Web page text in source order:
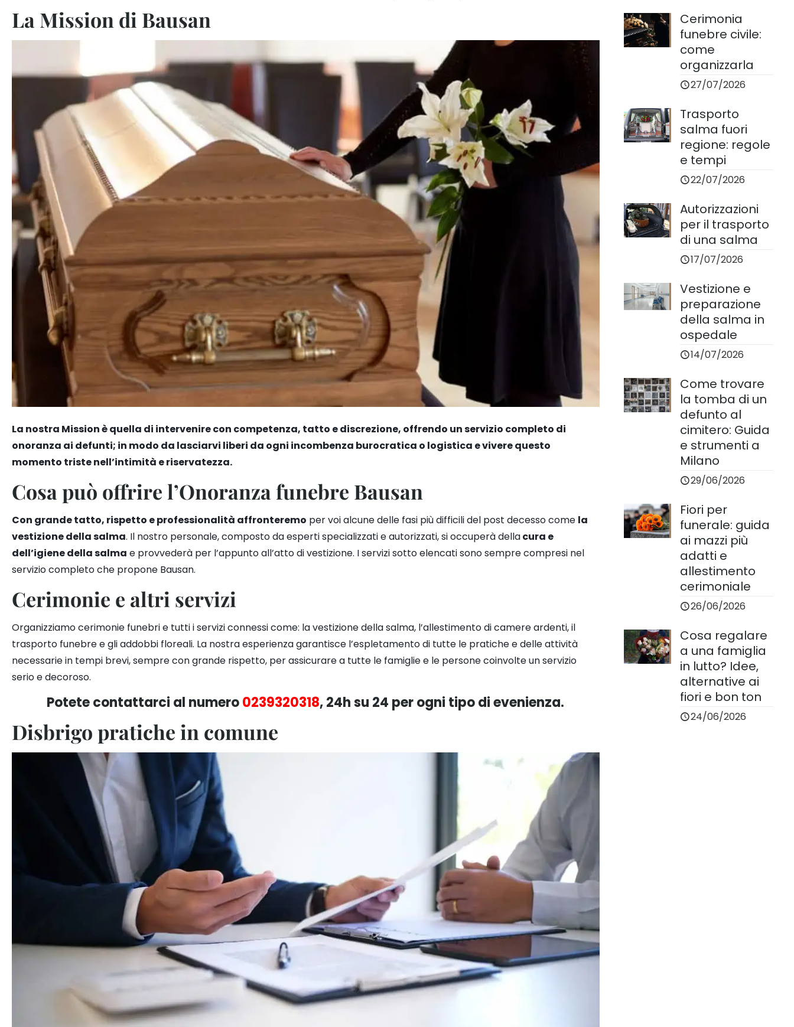
La Mission di Bausan
La nostra Mission è quella di intervenire con competenza, tatto e discrezione, offrendo un servizio completo di
onoranza ai defunti; in modo da lasciarvi liberi da ogni incombenza burocratica o logistica e vivere questo
momento triste nell’intimità e riservatezza.
Cosa può offrire l’Onoranza funebre Bausan
Con grande tatto, rispetto e professionalità affronteremo per voi alcune delle fasi più difficili del post decesso come la
vestizione della salma. Il nostro personale, composto da esperti specializzati e autorizzati, si occuperà dellacura e
dell’igiene della salma e provvederà per l’appunto all’atto di vestizione. I servizi sotto elencati sono sempre compresi nel
servizio completo che propone Bausan.
Cerimonie e altri servizi
Organizziamo cerimonie funebri e tutti i servizi connessi come: la vestizione della salma, l’allestimento di camere ardenti, il
trasporto funebre e gli addobbi floreali. La nostra esperienza garantisce l’espletamento di tutte le pratiche e delle attività
necessarie in tempi brevi, sempre con grande rispetto, per assicurare a tutte le famiglie e le persone coinvolte un servizio
serio e decoroso.
Potete contattarci al numero0239320318, 24h su 24 per ogni tipo di evenienza.
Disbrigo pratiche in comune
Cerimonia
funebre civile:
come
organizzarla
27/07/2026
Trasporto
salma fuori
regione: regole
e tempi
22/07/2026
Autorizzazioni
per il trasporto
di una salma
17/07/2026
Vestizione e
preparazione
della salma in
ospedale
14/07/2026
Come trovare
la tomba di un
defunto al
cimitero: Guida
e strumenti a
Milano
29/06/2026
Fiori per
funerale: guida
ai mazzi più
adatti e
allestimento
cerimoniale
26/06/2026
Cosa regalare
a una famiglia
in lutto? Idee,
alternative ai
fiori e bon ton
24/06/2026